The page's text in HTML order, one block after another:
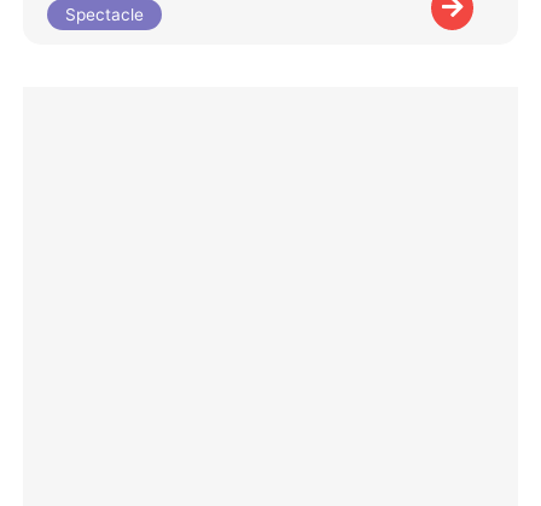
Spectacle